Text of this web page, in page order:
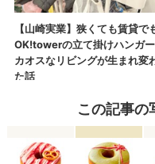
この記事の